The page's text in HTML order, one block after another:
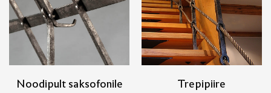
Noodipult saksofonile Trepipiire